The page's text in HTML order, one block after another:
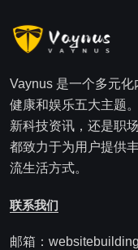
Vaynus 是一个多元化
健康和娱乐五大主题
新科技资讯，还是职
都致力于为用户提供
流生活方式。
联系我们
邮箱：